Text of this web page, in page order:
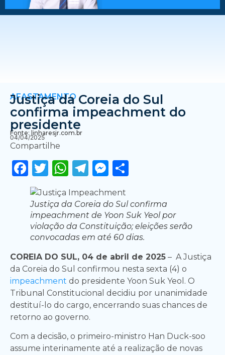
AFASTAMENTO
Justiça da Coreia do Sul
confirma impeachment do
presidente
Fonte: linharesjr.com.br
04/04/2025
Compartilhe
Facebook
Twitter
WhatsApp
Telegram
Messenger
Justiça da Coreia do Sul confirma
impeachment de Yoon Suk Yeol por
violação da Constituição; eleições serão
convocadas em até 60 dias.
COREIA DO SUL, 04 de abril de 2025 – A Justiça
da Coreia do Sul confirmou nesta sexta (4) o
impeachment do presidente Yoon Suk Yeol. O
Tribunal Constitucional decidiu por unanimidade
destituí-lo do cargo, encerrando suas chances de
retorno ao governo.
Com a decisão, o primeiro-ministro Han Duck-soo
assume interinamente até a realização de novas